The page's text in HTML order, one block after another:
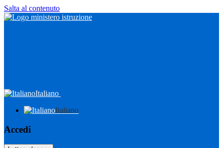
Salta al contenuto
Italiano
Italiano
Accedi